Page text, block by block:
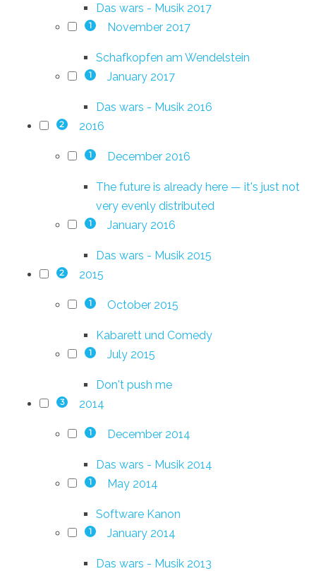
Das wars - Musik 2017
1 November 2017
Schafkopfen am Wendelstein
1 January 2017
Das wars - Musik 2016
2 2016
1 December 2016
The future is already here — it's just not
very evenly distributed
1 January 2016
Das wars - Musik 2015
2 2015
1 October 2015
Kabarett und Comedy
1 July 2015
Don't push me
3 2014
1 December 2014
Das wars - Musik 2014
1 May 2014
Software Kanon
1 January 2014
Das wars - Musik 2013